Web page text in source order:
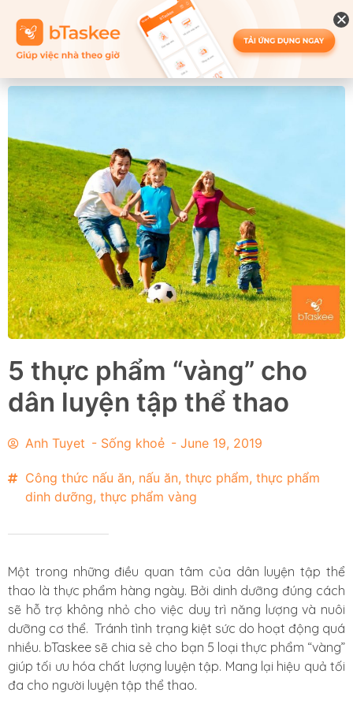
5 thực phẩm “vàng” cho
dân luyện tập thể thao
Anh Tuyet - Sống khoẻ - June 19, 2019
Công thức nấu ăn, nấu ăn, thực phẩm, thực phẩm
dinh dưỡng, thực phẩm vàng
Một trong những điều quan tâm của dân luyện tập thể
thao là thực phẩm hàng ngày. Bởi dinh dưỡng đúng cách
sẽ hỗ trợ không nhỏ cho việc duy trì năng lượng và nuôi
dưỡng cơ thể. Tránh tình trạng kiệt sức do hoạt động quá
nhiều. bTaskee sẽ chia sẻ cho bạn 5 loại thực phẩm “vàng”
giúp tối ưu hóa chất lượng luyện tập. Mang lại hiệu quả tối
đa cho người luyện tập thể thao.